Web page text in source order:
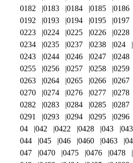
0182
0183 0184 0185 0186
0192
0193 0194 0195 0197
0223
0224 0225 0226 0228
0234
0235 0237 0238 024
0243
0244 0246 0247 0248
0255
0256 0257 0258 0259
0263
0264 0265 0266 0267
0270
0274 0276 0277 0278
0282
0283 0284 0285 0287
0291
0293 0294 0295 0296
04
042 0422 0428 043
044
045 046 0460 0463
047
0470 0475 0476 0478